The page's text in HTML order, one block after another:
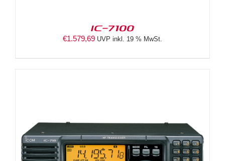
IC-7100
€1.579,69 UVP inkl. 19 % MwSt.